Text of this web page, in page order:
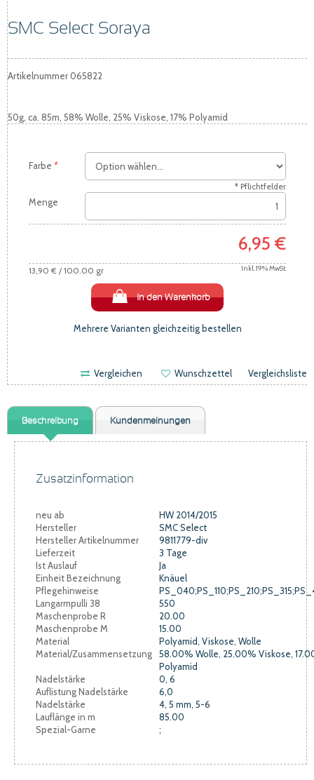
SMC Select Soraya
Artikelnummer065822
50g, ca. 85m, 58% Wolle, 25% Viskose, 17% Polyamid
Farbe *
* Pflichtfelder
Menge
6,95 €
Inkl. 19% MwSt.
13,90 € / 100.00 gr
In den Warenkorb
Mehrere Varianten gleichzeitig bestellen
Vergleichen Wunschzettel Vergleichsliste
Beschreibung Kundenmeinungen
Zusatzinformation
neu ab
HW 2014/2015
Hersteller
SMC Select
Hersteller Artikelnummer
9811779-div
Lieferzeit
3 Tage
Ist Auslauf
Ja
Einheit Bezeichnung
Knäuel
Pflegehinweise
Langarmpulli 38
550
Maschenprobe R
20.00
Maschenprobe M
15.00
Material
Polyamid, Viskose, Wolle
Material/Zusammensetzung
58.00% Wolle, 25.00% Viskose,
Polyamid
Nadelstärke
0, 6
Auflistung Nadelstärke
6,0
Nadelstärke
4, 5 mm, 5-6
Lauflänge in m
85.00
Spezial-Garne
;